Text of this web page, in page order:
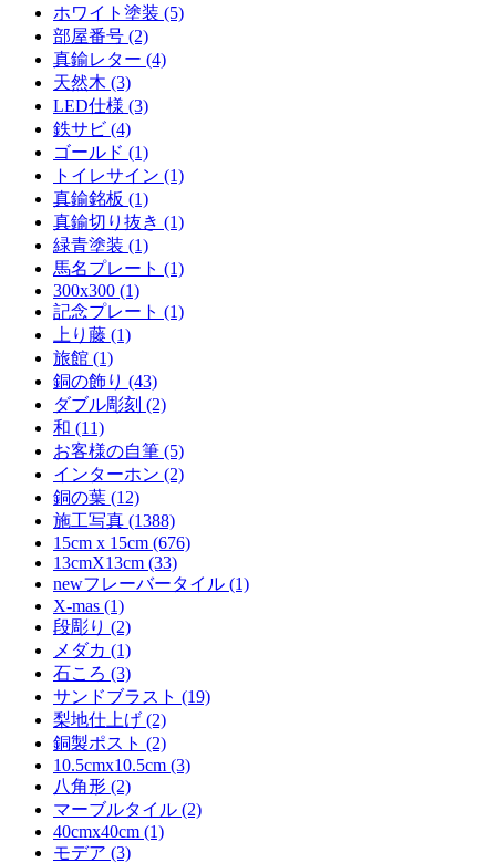
ホワイト塗装 (5)
部屋番号 (2)
真鍮レター (4)
天然木 (3)
LED仕様 (3)
鉄サビ (4)
ゴールド (1)
トイレサイン (1)
真鍮銘板 (1)
真鍮切り抜き (1)
緑青塗装 (1)
馬名プレート (1)
300x300 (1)
記念プレート (1)
上り藤 (1)
旅館 (1)
銅の飾り (43)
ダブル彫刻 (2)
和 (11)
お客様の自筆 (5)
インターホン (2)
銅の葉 (12)
施工写真 (1388)
15cm x 15cm (676)
13cmX13cm (33)
newフレーバータイル (1)
X-mas (1)
段彫り (2)
メダカ (1)
石ころ (3)
サンドブラスト (19)
梨地仕上げ (2)
銅製ポスト (2)
10.5cmx10.5cm (3)
八角形 (2)
マーブルタイル (2)
40cmx40cm (1)
モデア (3)